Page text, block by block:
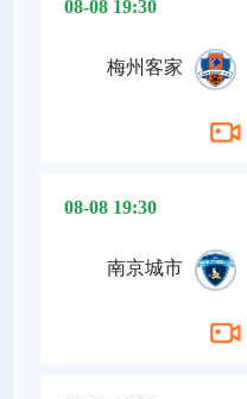
08-08 19:30
梅州客家
08-08 19:30
南京城市